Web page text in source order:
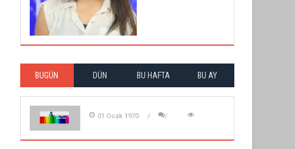
BUGÜN DÜN BU HAFTA BU AY
01 Ocak 1970